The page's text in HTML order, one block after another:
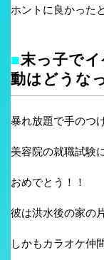
ホントに良かった
■末っ子で
動はどうな
暴れ放題で手のつ
美容院の就職試験
おめでとう！！
彼は洪水後の家の
しかもカラオケ仲